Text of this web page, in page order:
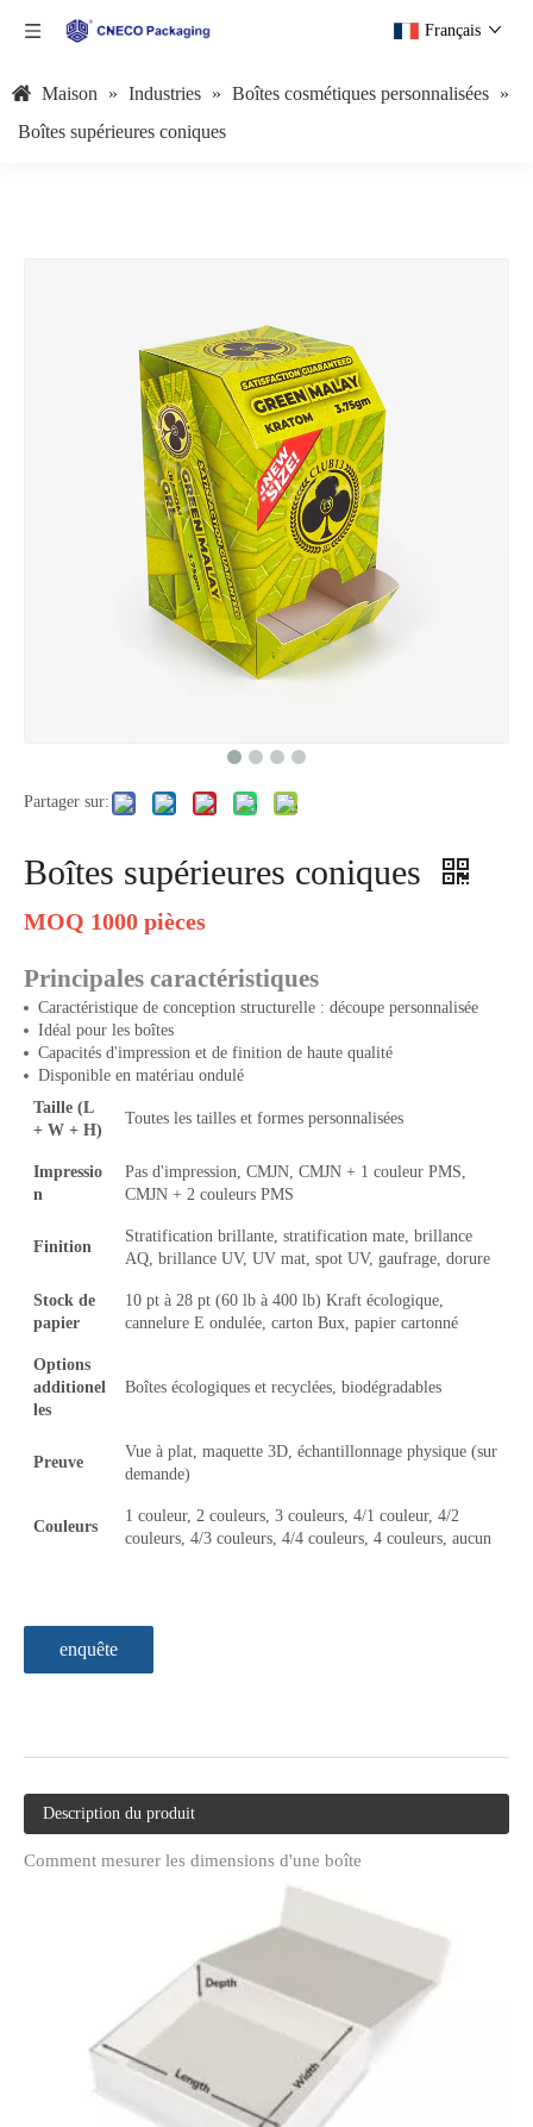
Français
Maison » Industries » Boîtes cosmétiques personnalisées »
Boîtes supérieures coniques
Partager sur:
Boîtes supérieures coniques
MOQ 1000 pièces
Principales caractéristiques
Caractéristique de conception structurelle : découpe personnalisée
Idéal pour les boîtes
Capacités d'impression et de finition de haute qualité
Disponible en matériau ondulé
Taille (L
+ W + H)
Toutes les tailles et formes personnalisées
Impressio
n
Pas d'impression, CMJN, CMJN + 1 couleur PMS,
CMJN + 2 couleurs PMS
Finition
Stratification brillante, stratification mate, brillance
AQ, brillance UV, UV mat, spot UV, gaufrage, dorure
Stock de
papier
10 pt à 28 pt (60 lb à 400 lb) Kraft écologique,
cannelure E ondulée, carton Bux, papier cartonné
Options
additionel
les
Boîtes écologiques et recyclées, biodégradables
Preuve
Vue à plat, maquette 3D, échantillonnage physique (sur
demande)
Couleurs
1 couleur, 2 couleurs, 3 couleurs, 4/1 couleur, 4/2
couleurs, 4/3 couleurs, 4/4 couleurs, 4 couleurs, aucun
enquête
Description du produit
Comment mesurer les dimensions d'une boîte